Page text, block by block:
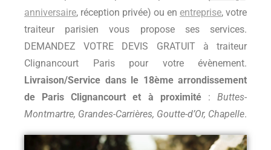
anniversaire, réception privée) ou en entreprise, votre
traiteur parisien vous propose ses services.
DEMANDEZ VOTRE DEVIS GRATUIT à traiteur
Clignancourt Paris pour votre évènement.
Livraison/Service dans le 18ème arrondissement
de Paris Clignancourt et à proximité:Buttes-
Montmartre, Grandes-Carrières, Goutte-d’Or, Chapelle.